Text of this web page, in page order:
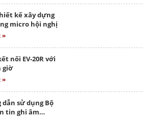
kế xây dựng
micro hội nghị
»
nối EV-20R với
giờ
»
dẫn sử dụng Bộ
tin ghi âm…